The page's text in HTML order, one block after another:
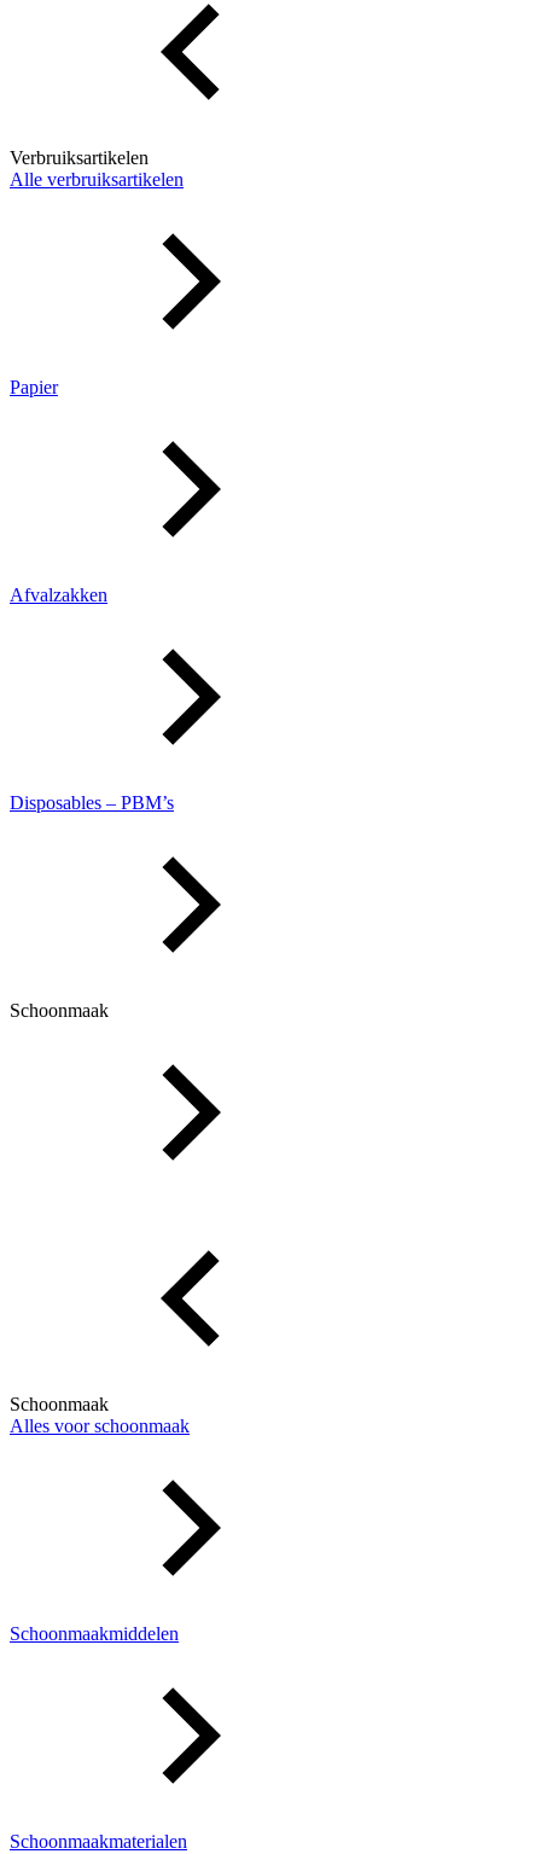
Verbruiksartikelen
Alle verbruiksartikelen
Papier
Afvalzakken
Disposables – PBM’s
Schoonmaak
Schoonmaak
Alles voor schoonmaak
Schoonmaakmiddelen
Schoonmaakmaterialen